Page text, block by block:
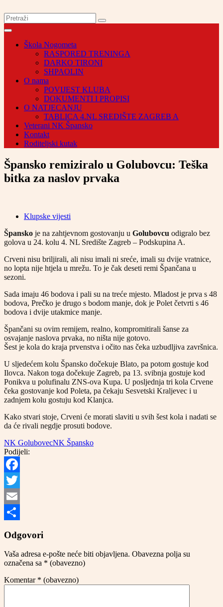
Škola Nogometa
RASPORED TRENINGA
DARKO TIRONI
SHPAOLIN
O nama
POVIJEST KLUBA
DOKUMENTI I PROPISI
O NATJECANJU
TABLICA 4.NL SREDIŠTE ZAGREB A
Veterani NK Špansko
Kontakt
Roditeljski kutak
Špansko remiziralo u Golubovcu: Teška
bitka za naslov prvaka
Klupske vijesti
Špansko je na zahtjevnom gostovanju u Golubovcu odigralo bez
golova u 24. kolu 4. NL Središte Zagreb – Podskupina A.
Crveni nisu briljirali, ali nisu imali ni sreće, imali su dvije vratnice,
no lopta nije htjela u mrežu. To je čak deseti remi Špančana u
sezoni.
Sada imaju 46 bodova i pali su na treće mjesto. Mladost je prva s 48
bodova, Prečko je drugo s bodom manje, dok je Polet četvrti s 46
bodova i dvije utakmice manje.
Špančani su ovim remijem, realno, kompromitirali šanse za
osvajanje naslova prvaka, no ništa nije gotovo.
Šest je kola do kraja prvenstva i očito nas čeka uzbudljiva završnica.
U sljedećem kolu Špansko dočekuje Blato, pa potom gostuje kod
Ilovca. Nakon toga dočekuje Zagreb, pa 13. svibnja gostuje kod
Ponikva u polufinalu ZNS-ova Kupa. U posljednja tri kola Crvene
čeka gostovanje kod Poleta, pa čekaju Sesvetski Kraljevec i u
zadnjem kolu gostuju kod Klanjca.
Kako stvari stoje, Crveni će morati slaviti u svih šest kola i nadati se
da će rivali negdje prosuti bodove.
NK GolubovecNK Špansko
Podijeli:
Facebook
Twitter
Email
Odgovori
Vaša adresa e-pošte neće biti objavljena. Obavezna polja su
označena sa * (obavezno)
Komentar * (obavezno)